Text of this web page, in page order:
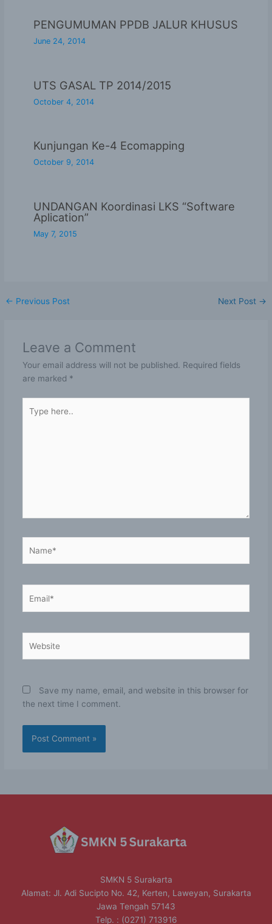
PENGUMUMAN PPDB JALUR KHUSUS
June 24, 2014
UTS GASAL TP 2014/2015
October 4, 2014
Kunjungan Ke-4 Ecomapping
October 9, 2014
UNDANGAN Koordinasi LKS “Software
Aplication”
May 7, 2015
← Previous Post Next Post →
Leave a Comment
Your email address will not be published. Required fields
are marked *
here..
Save my name, email, and website in this browser for
the next time I comment.
SMKN 5 Surakarta
Alamat: Jl. Adi Sucipto No. 42, Kerten, Laweyan, Surakarta
Jawa Tengah 57143
Telp. : (0271) 713916